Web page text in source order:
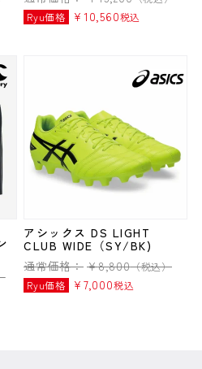
Ryu価格
¥ 10,560税込
アシックス DS LIGHT
CLUB WIDE（SY/BK)
通常価格： ¥8,800（税込）
Ryu価格
¥ 7,000税込